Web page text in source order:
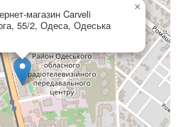
магазин Carveli
55/2, Одеса, Одеська
×